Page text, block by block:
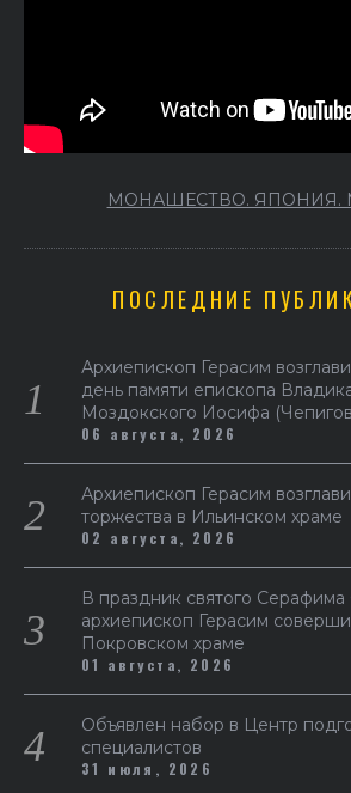
МОНАШЕСТВО. ЯПОНИЯ.
ПОСЛЕДНИЕ
Архиепископ Герасим
день памяти епископа
Моздокского Иосифа
06 августа, 2026
Архиепископ Герасим
торжества в Ильинском храме
02 августа, 2026
В праздник святого Серафима
архиепископ Герасим
Покровском храме
01 августа, 2026
Объявлен набор в Центр
специалистов
31 июля, 2026